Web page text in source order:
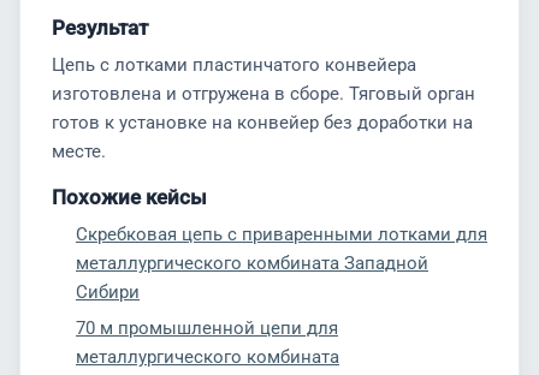
Результат
Цепь с лотками пластинчатого конвейера
изготовлена и отгружена в сборе. Тяговый орган
готов к установке на конвейер без доработки на
месте.
Похожие кейсы
Скребковая цепь с приваренными лотками для
металлургического комбината Западной
Сибири
70 м промышленной цепи для
металлургического комбината